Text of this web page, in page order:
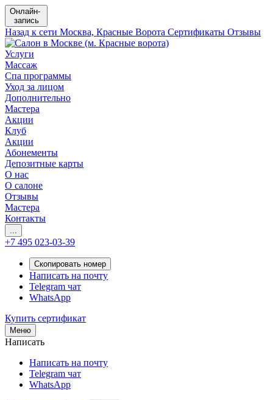
Онлайн-
запись
Назад к сети Москва, Красные Ворота Сертификаты Отзывы
Услуги
Массаж
Спа программы
Уход за лицом
Дополнительно
Мастера
Акции
Клуб
Акции
Абонементы
Депозитные карты
О нас
О салоне
Отзывы
Мастера
Контакты
...
+7 495 023-03-39
Скопировать номер
Написать на почту
Telegram чат
WhatsApp
Купить сертификат
Меню
Написать
Написать на почту
Telegram чат
WhatsApp